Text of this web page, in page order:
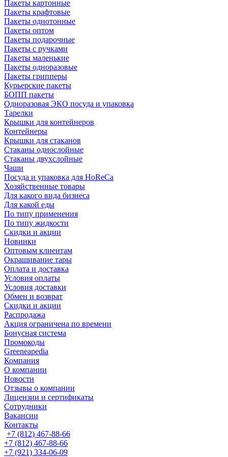
Пакеты картонные
Пакеты крафтовые
Пакеты однотонные
Пакеты оптом
Пакеты подарочные
Пакеты с ручками
Пакеты маленькие
Пакеты одноразовые
Пакеты грипперы
Курьерские пакеты
БОПП пакеты
Одноразовая ЭКО посуда и упаковка
Тарелки
Крышки для контейнеров
Контейнеры
Крышки для стаканов
Стаканы однослойные
Стаканы двухслойные
Чаши
Посуда и упаковка для HoReCa
Хозяйственные товары
Для какого вида бизнеса
Для какой еды
По типу применения
По типу жидкости
Скидки и акции
Новинки
Оптовым клиентам
Окрашивание тары
Оплата и доставка
Условия оплаты
Условия доставки
Обмен и возврат
Скидки и акции
Распродажа
Акция ограничена по времени
Бонусная система
Промокоды
Greeneapedia
Компания
О компании
Новости
Отзывы о компании
Лицензии и сертификаты
Сотрудники
Вакансии
Контакты
+7 (812) 467-88-66
+7 (812) 467-88-66
+7 (921) 334-06-09